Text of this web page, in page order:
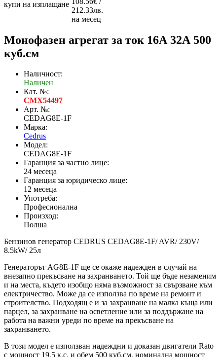
купи на изплащане
212.33лв.
на месец
Монофазен агрегат за ток 16А 32А 500
куб.см
Наличност:
Наличен
Кат. №:
CMX54497
Арт. №:
CEDAG8E-1F
Марка:
Cedrus
Модел:
CEDAG8E-1F
Гаранция за частно лице:
24 месеца
Гаранция за юридическо лице:
12 месеца
Употреба:
Професионална
Произход:
Полша
Бензинов генератор CEDRUS CEDAG8E-1F/ AVR/ 230V/
8.5kW/ 25л
Генераторът AG8E-1F ще се окаже надежден в случай на
внезапно прекъсване на захранването. Той ще бъде незаменим
и на места, където изобщо няма възможност за свързване към
електричество. Може да се използва по време на ремонт и
строителство. Подходящ е и за захранване на малка къща или
парцел, за захранване на осветление или за поддържане на
работа на важни уреди по време на прекъсване на
захранването.
В този модел е използван надеждни и доказан двигатели Rato
с мощност 19,5 к.с. и обем 500 куб.см, номинална мощност